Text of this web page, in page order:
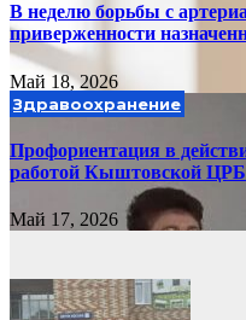
В неделю борьбы с
приверженности
Май 18, 2026
Здравоохранение
Профориентация в
работой Кыштовской ЦРБ
Май 17, 2026